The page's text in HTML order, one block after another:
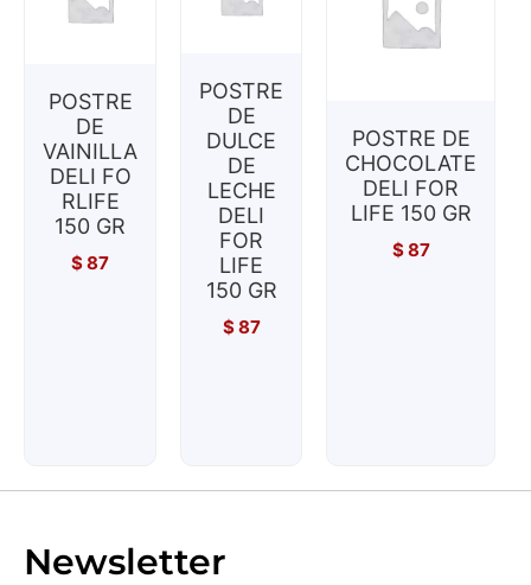
POSTRE
DE
VAINILLA
DELI FO
RLIFE
150 GR
$87
POSTRE
DE
DULCE
DE
LECHE
DELI
FOR
LIFE
150 GR
$87
POSTRE DE
CHOCOLATE
DELI FOR
LIFE 150 GR
$87
Newsletter